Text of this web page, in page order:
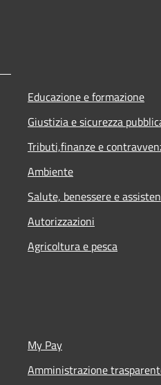
Educazione e formazione
Giustizia e sicurezza
Tributi,finanze e
Ambiente
Salute, benessere e
Autorizzazioni
Agricoltura e pesca
My Pay
Amministrazione